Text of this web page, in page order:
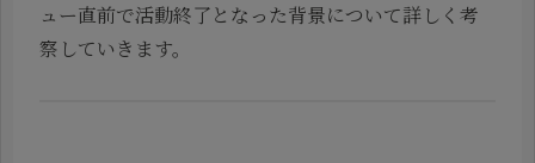
ュー直前で活動終了となった背景について詳しく考
察していきます。